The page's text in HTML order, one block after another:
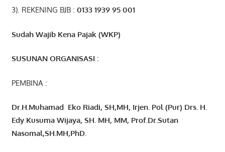
3). REKENING BJB : 0133 1939 95 001
Sudah Wajib Kena Pajak (WKP)
SUSUNAN ORGANISASI :
PEMBINA :
Dr.H.Muhamad Eko Riadi, SH,MH, Irjen. Pol (Pur) Drs. H.
Edy Kusuma Wijaya, SH. MH, MM, Prof.Dr.Sutan
Nasomal,SH.MH,PhD.